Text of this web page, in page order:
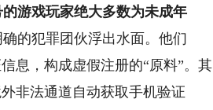
游戏玩家绝大多数为未成年
的犯罪团伙浮出水面。他们
息，构成虚假注册的“原料”。其
非法通道自动获取手机验证